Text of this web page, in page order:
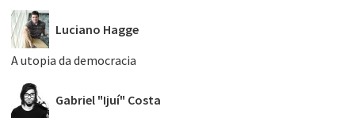
Luciano Hagge
A utopia da democracia
Gabriel "Ijuí" Costa